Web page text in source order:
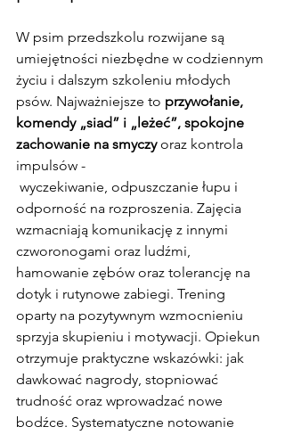
W psim przedszkolu rozwijane są
umiejętności niezbędne w codziennym
życiu i dalszym szkoleniu młodych
psów. Najważniejsze to przywołanie,
komendy „siad” i „leżeć”, spokojne
zachowanie na smyczy oraz kontrola
impulsów -
odporność na rozproszenia. Zajęcia
wzmacniają komunikację z innymi
czworonogami oraz ludźmi,
hamowanie zębów oraz tolerancję na
dotyk i rutynowe zabiegi. Trening
oparty na pozytywnym wzmocnieniu
sprzyja skupieniu i motywacji. Opiekun
otrzymuje praktyczne wskazówki: jak
dawkować nagrody, stopniować
trudność oraz wprowadzać nowe
bodźce. Systematyczne notowanie